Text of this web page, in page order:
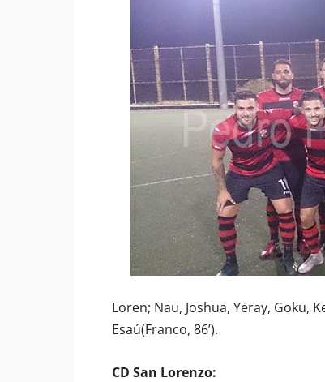
Loren; Nau, Joshua, Yeray, Goku,
Esaú(Franco, 86’).
CD San Lorenzo: